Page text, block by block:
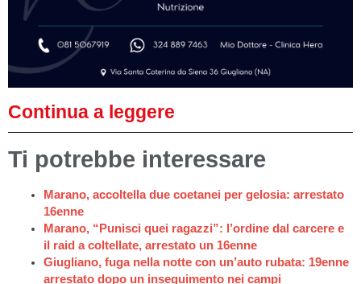
Continua a leggere
Ti potrebbe interessare
Marano, accoltella due coetanei per gelosia: arrestato
16enne
Marano, “Punisci quei ragazzi”: l’ordine dal carcere e
il raid a coltellate, arrestato un 16enne
Giugliano, fuga nella notte con un’auto rubata: 19enne
arrestato dopo un inseguimento nei campi